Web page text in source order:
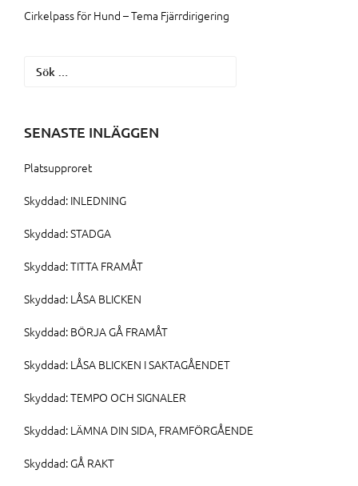
Cirkelpass för Hund – Tema Fjärrdirigering
Sök
SENASTE INLÄGGEN
Platsupproret
Skyddad: INLEDNING
Skyddad: STADGA
Skyddad: TITTA FRAMÅT
Skyddad: LÅSA BLICKEN
Skyddad: BÖRJA GÅ FRAMÅT
Skyddad: LÅSA BLICKEN I SAKTAGÅENDET
Skyddad: TEMPO OCH SIGNALER
Skyddad: LÄMNA DIN SIDA, FRAMFÖRGÅENDE
Skyddad: GÅ RAKT